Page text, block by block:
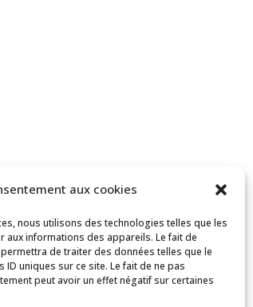
aux cookies
nous utilisons des technologies telles que les
informations des appareils. Le fait de
de traiter des données telles que le
uniques sur ce site. Le fait de ne pas
peut avoir un effet négatif sur certaines